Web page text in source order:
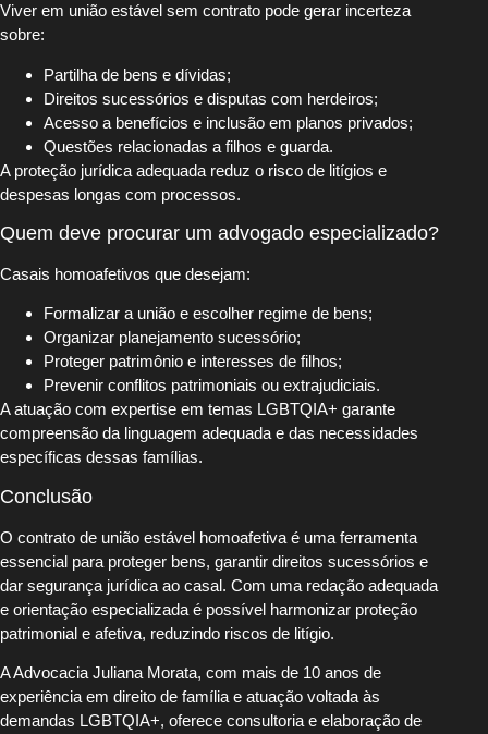
Viver em união estável sem contrato pode gerar incerteza
sobre:
Partilha de bens e dívidas;
Direitos sucessórios e disputas com herdeiros;
Acesso a benefícios e inclusão em planos privados;
Questões relacionadas a filhos e guarda.
A proteção jurídica adequada reduz o risco de litígios e
despesas longas com processos.
Quem deve procurar um advogado especializado?
Casais homoafetivos que desejam:
Formalizar a união e escolher regime de bens;
Organizar planejamento sucessório;
Proteger patrimônio e interesses de filhos;
Prevenir conflitos patrimoniais ou extrajudiciais.
A atuação com expertise em temas LGBTQIA+ garante
compreensão da linguagem adequada e das necessidades
específicas dessas famílias.
Conclusão
O contrato de união estável homoafetiva é uma ferramenta
essencial para proteger bens, garantir direitos sucessórios e
dar segurança jurídica ao casal. Com uma redação adequada
e orientação especializada é possível harmonizar proteção
patrimonial e afetiva, reduzindo riscos de litígio.
A Advocacia Juliana Morata, com mais de 10 anos de
experiência em direito de família e atuação voltada às
demandas LGBTQIA+, oferece consultoria e elaboração de